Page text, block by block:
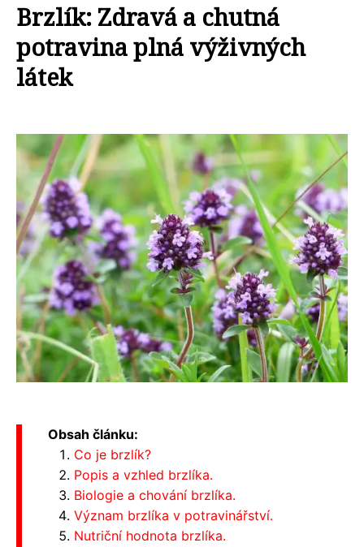
Brzlík: Zdravá a chutná
potravina plná výživných
látek
Obsah článku:
Co je brzlík?
Popis a vzhled brzlíka.
Biologie a chování brzlíka.
Význam brzlíka v potravinářství.
Nutriční hodnota brzlíka.